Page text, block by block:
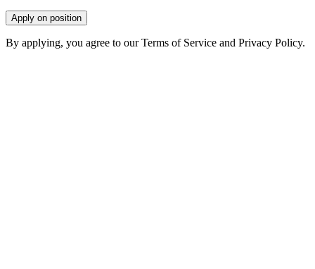
Apply on position
By applying, you agree to our Terms of Service and Privacy Policy.